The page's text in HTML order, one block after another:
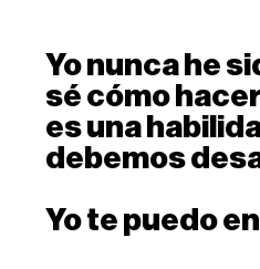
Yo nunca he
sé cómo
es una
debemos
Yo te puedo